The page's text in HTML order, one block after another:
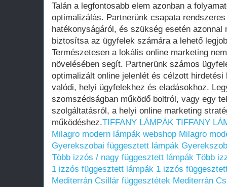
Talán a legfontosabb elem azonban a
optimalizálás. Partnerünk csapata
hatékonyságáról, és szükség esetén
biztosítsa az ügyfelek számára a lehető
Természetesen a lokális online marketing
növelésében segít. Partnerünk számos
optimalizált online jelenlét és célzott
valódi, helyi ügyfelekhez és eladásokhoz.
szomszédságban működő boltról, vagy egy
szolgáltatásról, a helyi online marketing
működéshez.TIFFANY LÁMPÁK TIFFANY
Milagro modern lámpák webshop Milagro
Gyerekszobai függesztett lámpák
Több izzós / nagy függesztett lámpák Több
1 izzós függesztett lámpák 1 izzós
Mediterrán Csillár függesztétek Mediterrán